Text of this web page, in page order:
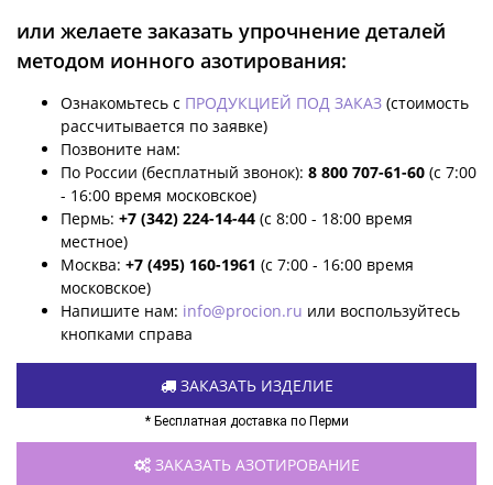
или желаете заказать упрочнение деталей
методом ионного азотирования:
Ознакомьтесь с ПРОДУКЦИЕЙ ПОД ЗАКАЗ (стоимость
рассчитывается по заявке)
Позвоните нам:
По России (бесплатный звонок): 8 800 707-61-60 (с 7:00
- 16:00 время московское)
Пермь: +7 (342) 224-14-44 (с 8:00 - 18:00 время
местное)
Москва: +7 (495) 160-1961 (с 7:00 - 16:00 время
московское)
Напишите нам: info@procion.ru или воспользуйтесь
кнопками справа
ЗАКАЗАТЬ ИЗДЕЛИЕ
* Бесплатная доставка по Перми
ЗАКАЗАТЬ АЗОТИРОВАНИЕ